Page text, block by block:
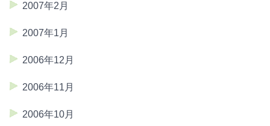
2007年2月
2007年1月
2006年12月
2006年11月
2006年10月